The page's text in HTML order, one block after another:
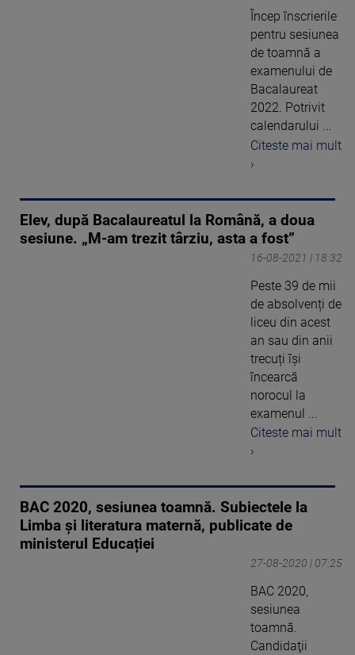
Încep înscrierile
pentru sesiunea
de toamnă a
examenului de
Bacalaureat
2022. Potrivit
calendarului ...
Citeste mai mult
›
Elev, după Bacalaureatul la Română, a doua
sesiune. „M-am trezit târziu, asta a fost”
16-08-2021 | 18:32
Peste 39 de mii
de absolvenți de
liceu din acest
an sau din anii
trecuți își
încearcă
norocul la
examenul ...
Citeste mai mult
›
BAC 2020, sesiunea toamnă. Subiectele la
Limba şi literatura maternă, publicate de
ministerul Educației
27-08-2020 | 07:25
BAC 2020,
sesiunea
toamnă.
Candidaţii